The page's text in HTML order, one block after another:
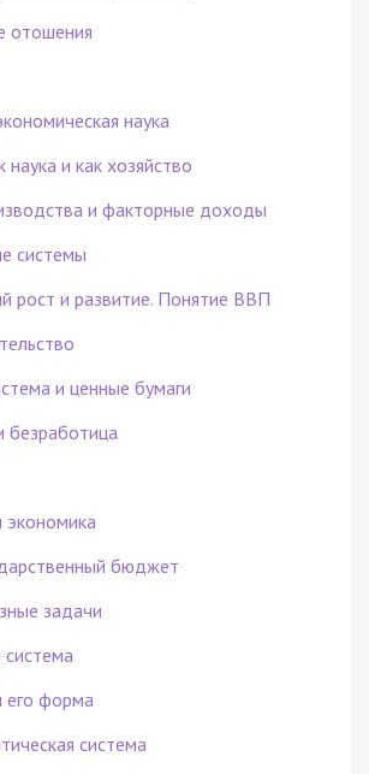
отошения
наука
наука и как хозяйство
и факторные доходы
системы
рост и развитие. Понятие ВВП
и ценные бумаги
безработица
экономика
бюджет
задачи
его форма
система